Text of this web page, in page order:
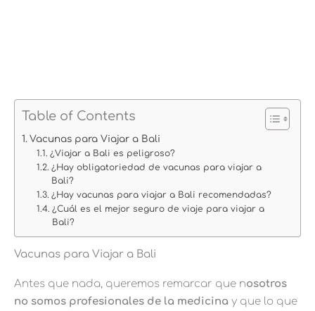
Table of Contents
Vacunas para Viajar a Bali
¿Viajar a Bali es peligroso?
¿Hay obligatoriedad de vacunas para viajar a
Bali?
¿Hay vacunas para viajar a Bali recomendadas?
¿Cuál es el mejor seguro de viaje para viajar a
Bali?
Vacunas para Viajar a Bali
Antes que nada, queremos remarcar que nosotros
no somos profesionales de la medicina y que lo que